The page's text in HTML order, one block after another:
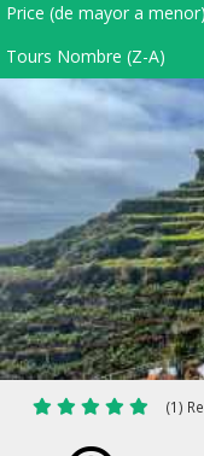
Price (de mayor a menor)
Tours Nombre (Z-A)
(1)